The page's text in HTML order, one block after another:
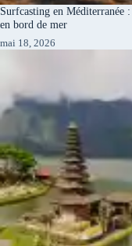
Surfcasting en Méditerranée
en bord de mer
mai 18, 2026